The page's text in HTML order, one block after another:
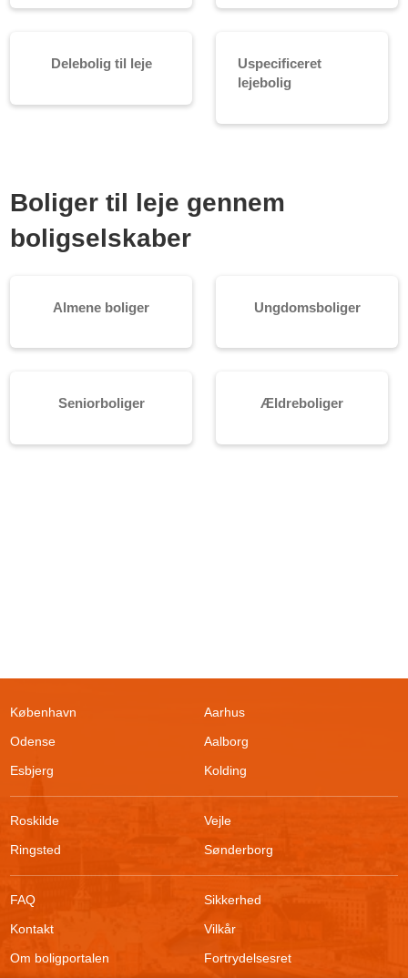
Filtrer søgning
Delebolig til leje
Uspecificeret
lejebolig
Boliger til leje gennem
boligselskaber
Almene boliger Ungdomsboliger
Seniorboliger Ældreboliger
FAQ
Kontakt
Om boligportalen
København
Aarhus
Odense
Aalborg
Esbjerg
Kolding
Roskilde
Vejle
Ringsted
Sønderborg
Sikkerhed
Vilkår
Fortrydelsesret